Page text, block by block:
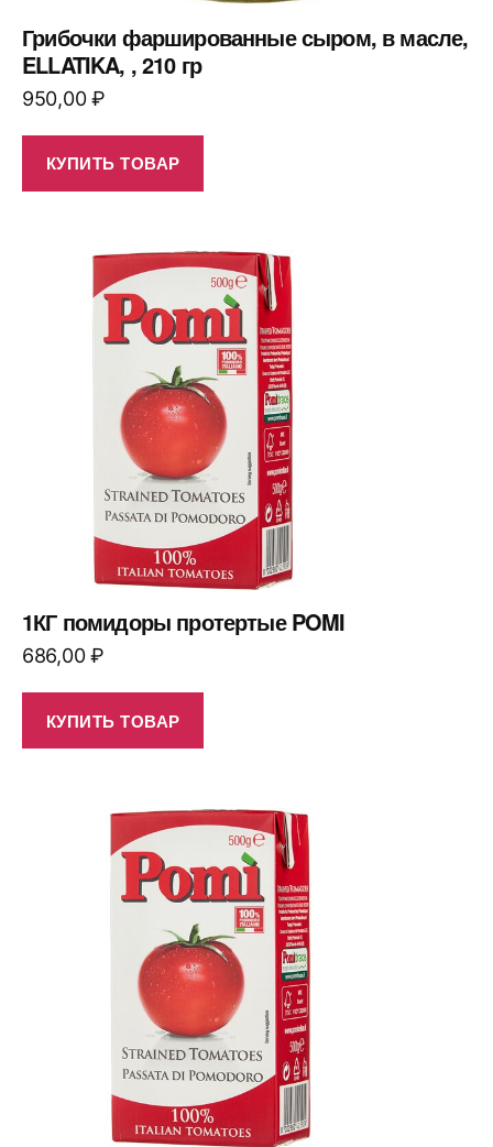
Грибочки фаршированные сыром, в масле,
ELLATIKA, , 210 гр
950,00₽
КУПИТЬ ТОВАР
1КГ помидоры протертые POMI
686,00₽
КУПИТЬ ТОВАР